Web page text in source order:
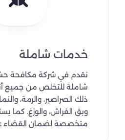
خدمات شاملة
نقدم في شركة مكافحة
شاملة للتخلص من جميع
ذلك الصراصير، والرمة،
وبق الفراش، والوزغ. كما
متخصصة لضمان القضاء